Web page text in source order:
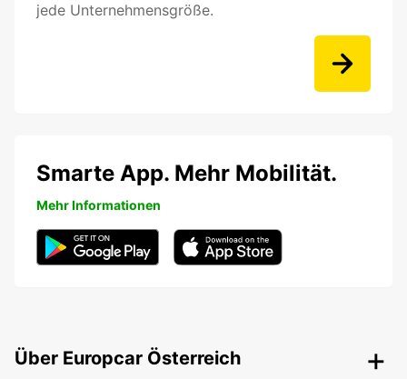
jede Unternehmensgröße.
Smarte App. Mehr Mobilität.
Mehr Informationen
Über Europcar Österreich